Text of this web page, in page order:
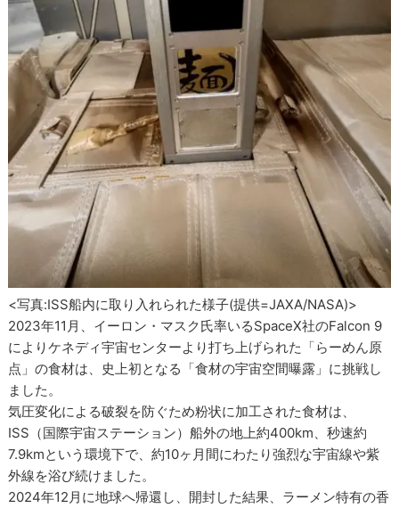
<写真:ISS船内に取り入れられた様子(提供=JAXA/NASA)>
2023年11月、イーロン・マスク氏率いるSpaceX社のFalcon 9
によりケネディ宇宙センターより打ち上げられた「らーめん原
点」の食材は、史上初となる「食材の宇宙空間曝露」に挑戦し
ました。
気圧変化による破裂を防ぐため粉状に加工された食材は、
ISS（国際宇宙ステーション）船外の地上約400km、秒速約
7.9kmという環境下で、約10ヶ月間にわたり強烈な宇宙線や紫
外線を浴び続けました。
2024年12月に地球へ帰還し、開封した結果、ラーメン特有の香